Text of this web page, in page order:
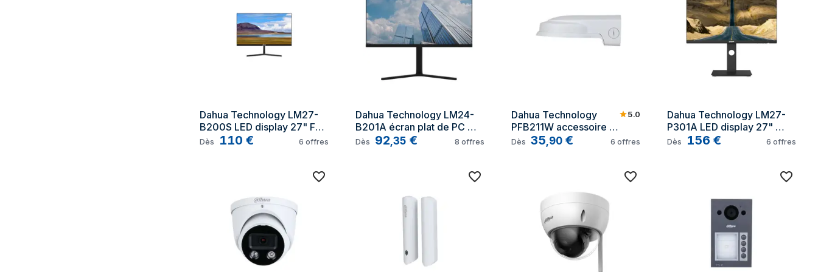
Dahua Technology LM27-
B200S LED display 27" Full
HD Noir
Dès 110 € 6 offres
Dahua Technology LM24-
B201A écran plat de PC
23.8" Full HD LED Noir
Dès 92,35 € 8 offres
Dahua Technology
PFB211W accessoire
pour appareils photo
5.0
Dès 35,90 € 6 offres
Dahua Technology LM27-
P301A LED display 27"
Quad HD Noir
Dès 156 € 6 offres